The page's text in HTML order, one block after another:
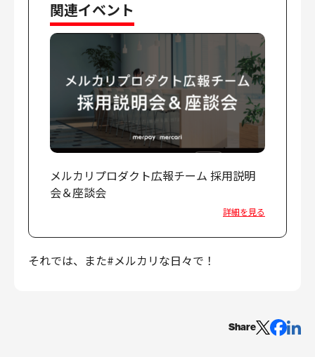
関連イベント
メルカリプロダクト広報チーム 採用説明
会＆座談会
詳細を見る
それでは、また#メルカリな日々で！
Share